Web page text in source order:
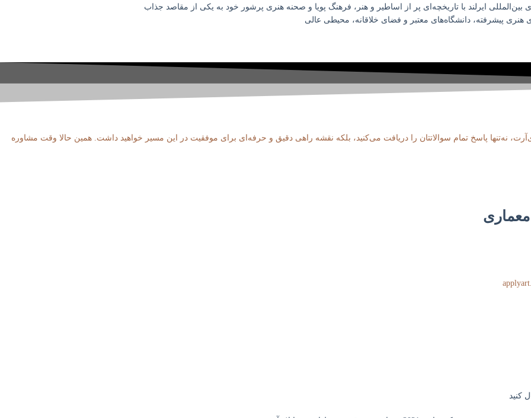
بین‌المللی ایرلند با تاریخچه‌ای پر از اساطیر و هنر، فرهنگ پویا و صحنه هنری پرشور خود به یکی از مقاصد جذاب
پیشرفته، دانشگاه‌های معتبر و فضای خلاقانه، محیطی عالی
نه‌تنها پاسخ تمام سوالاتتان را دریافت می‌کنید، بلکه نقشه راهی دقیق و حرفه‌ای برای موفقیت در این مسیر خواهید داشت. همین حالا وقت مشاوره
کنید